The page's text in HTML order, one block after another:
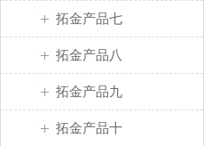
拓金产品七
拓金产品八
拓金产品九
拓金产品十